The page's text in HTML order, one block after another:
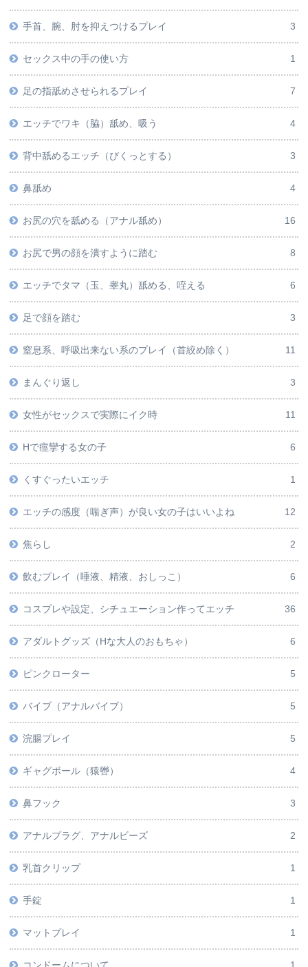
手首、腕、肘を抑えつけるプレイ 3
セックス中の手の使い方 1
足の指舐めさせられるプレイ 7
エッチでワキ（脇）舐め、吸う 4
背中舐めるエッチ（びくっとする） 3
鼻舐め 4
お尻の穴を舐める（アナル舐め） 16
お尻で男の顔を潰すように踏む 8
エッチでタマ（玉、睾丸）舐める、咥える 6
足で顔を踏む 3
窒息系、呼吸出来ない系のプレイ（首絞め除く） 11
まんぐり返し 3
女性がセックスで実際にイク時 11
Hで痙攣する女の子 6
くすぐったいエッチ 1
エッチの感度（喘ぎ声）が良い女の子はいいよね 12
焦らし 2
飲むプレイ（唾液、精液、おしっこ） 6
コスプレや設定、シチュエーション作ってエッチ 36
アダルトグッズ（Hな大人のおもちゃ） 6
ピンクローター 5
バイブ（アナルバイブ） 5
浣腸プレイ 5
ギャグボール（猿轡） 4
鼻フック 3
アナルプラグ、アナルビーズ 2
乳首クリップ 1
手錠 1
マットプレイ 1
コンドームについて 1